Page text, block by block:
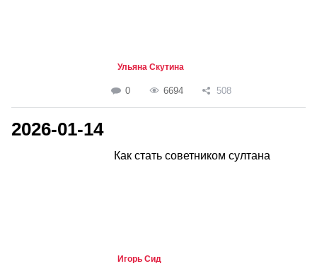
Ульяна Скутина
0 6694 508
2026-01-14
Как стать советником султана
Игорь Сид